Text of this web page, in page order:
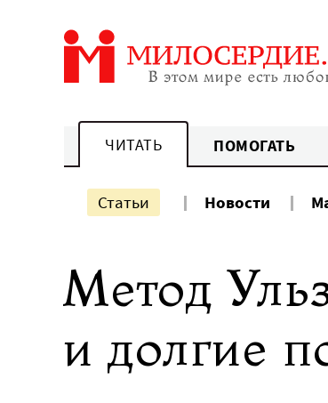
ЧИТАТЬ ПОМОГАТЬ
Статьи Новости
Метод
и долгие